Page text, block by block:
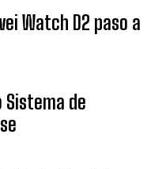
Watch D2 paso a
Sistema de